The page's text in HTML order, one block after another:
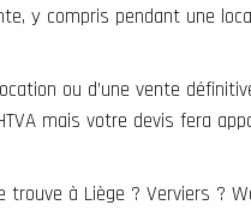
y compris pendant une
ou d’une vente
mais votre devis fera
à Liège ? Verviers ?